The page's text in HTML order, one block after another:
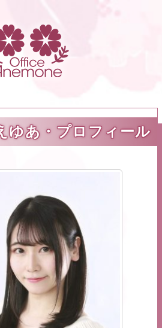
ゆあ・プロフィール